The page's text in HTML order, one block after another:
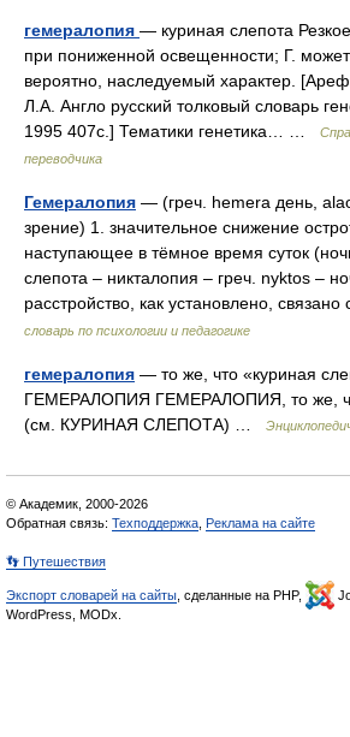
гемералопия — куриная слепота
при пониженной освещенности; Г.
вероятно, наследуемый характер.
Л.А. Англо русский толковый словарь
1995 407с.] Тематики генетика… …
переводчика
Гемералопия — (греч. hemera день,
зрение) 1. значительное снижение
наступающее в тёмное время суток
слепота – никталопия – греч. nyktos –
расстройство, как установлено,
словарь по психологии и педагогике
гемералопия — то же, что «куриная
ГЕМЕРАЛОПИЯ ГЕМЕРАЛОПИЯ, то же,
(см. КУРИНАЯ СЛЕПОТА) …
© Академик, 2000-2026
Обратная связь: Техподдержка Реклама на сайте
👣 Путешествия
Экспорт словарей на сайты , сделанные на PHP,
WordPress, MODx.